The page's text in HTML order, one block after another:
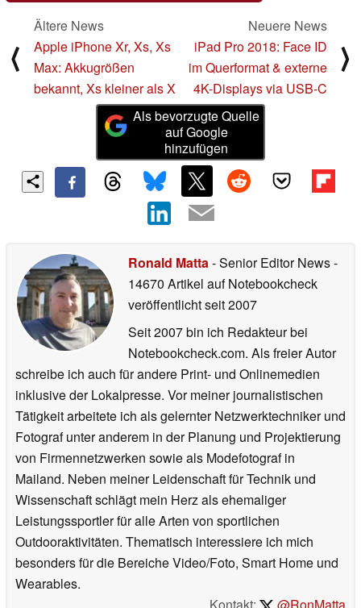
⟨
Ältere News
Apple iPhone Xr, Xs, Xs
Max: Akkugrößen
bekannt, Xs kleiner als X
Neuere News
iPad Pro 2018: Face ID
im Querformat & externe
4K-Displays via USB-C
⟩
Als bevorzugte Quelle
auf Google
hinzufügen
Ronald Matta- Senior Editor News-
14670 Artikel auf Notebookcheck
veröffentlichtseit 2007
Seit 2007 bin ich Redakteur bei
Notebookcheck.com. Als freier Autor
schreibe ich auch für andere Print- und Onlinemedien
inklusive der Lokalpresse. Vor meiner journalistischen
Tätigkeit arbeitete ich als gelernter Netzwerktechniker und
Fotograf unter anderem in der Planung und Projektierung
von Firmennetzwerken sowie als Modefotograf in
Mailand. Neben meiner Leidenschaft für Technik und
Wissenschaft schlägt mein Herz als ehemaliger
Leistungssportler für alle Arten von sportlichen
Outdooraktivitäten. Thematisch interessiere ich mich
besonders für die Bereiche Video/Foto, Smart Home und
Wearables.
Kontakt:
@RonMatta